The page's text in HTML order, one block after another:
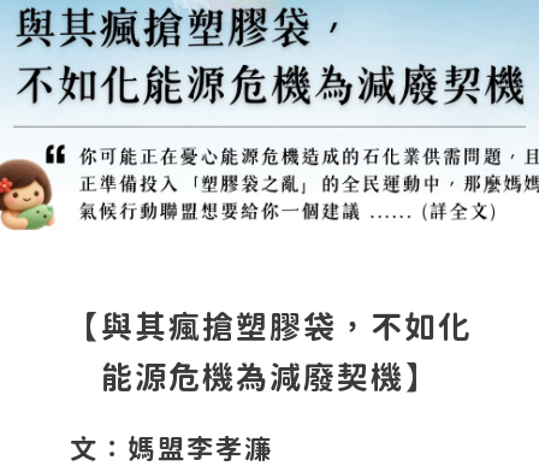
【與其瘋搶塑膠袋，不如化
能源危機為減廢契機】
文：媽盟李孝濂